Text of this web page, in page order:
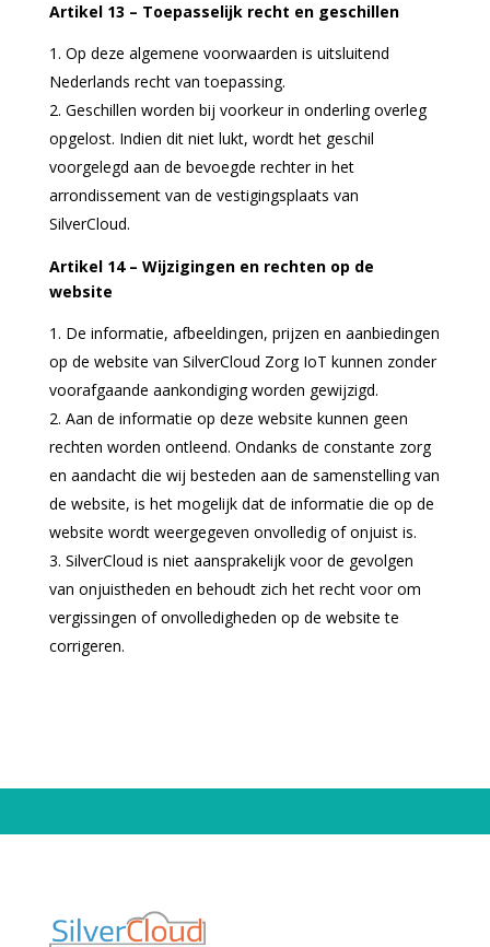
Artikel 13 – Toepasselijk recht en geschillen
Op deze algemene voorwaarden is uitsluitend
Nederlands recht van toepassing.
Geschillen worden bij voorkeur in onderling overleg
opgelost. Indien dit niet lukt, wordt het geschil
voorgelegd aan de bevoegde rechter in het
arrondissement van de vestigingsplaats van
SilverCloud.
Artikel 14 – Wijzigingen en rechten op de
website
De informatie, afbeeldingen, prijzen en aanbiedingen
op de website van SilverCloud Zorg IoT kunnen zonder
voorafgaande aankondiging worden gewijzigd.
Aan de informatie op deze website kunnen geen
rechten worden ontleend. Ondanks de constante zorg
en aandacht die wij besteden aan de samenstelling van
de website, is het mogelijk dat de informatie die op de
website wordt weergegeven onvolledig of onjuist is.
SilverCloud is niet aansprakelijk voor de gevolgen
van onjuistheden en behoudt zich het recht voor om
vergissingen of onvolledigheden op de website te
corrigeren.